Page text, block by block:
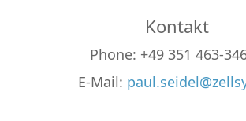
Kontakt
Phone: +49 351 463-
E-Mail: